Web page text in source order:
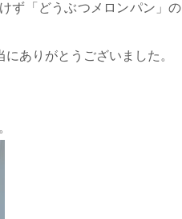
ず「どうぶつメロンパン」の
ありがとうございました。